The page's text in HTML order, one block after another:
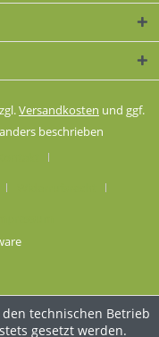
Versandkosten und ggf.
beschrieben
technischen Betrieb
gesetzt werden.